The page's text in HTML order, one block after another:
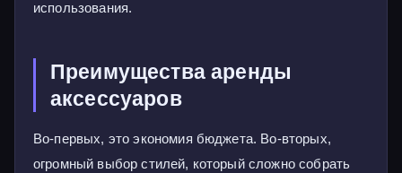
использования.
Преимущества аренды
аксессуаров
Во-первых, это экономия бюджета. Во-вторых,
огромный выбор стилей, который сложно собрать